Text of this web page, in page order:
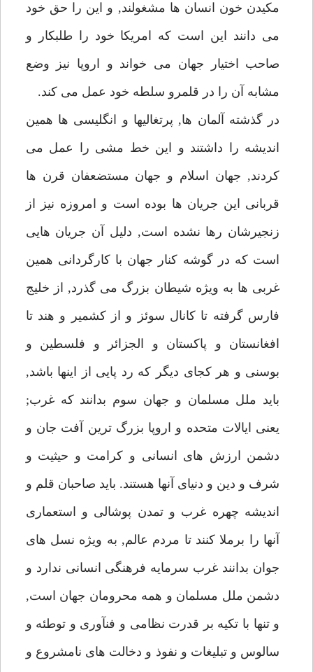
مكيدن خون انسان ها مشغولند, و اين را حق خود
مى دانند اين است كه امريكا خود را طلبكار و
صاحب اختيار جهان مى خواند و اروپا نيز وضع
مشابه آن را در قلمرو سلطه خود عمل مى كند.
در گذشته آلمان ها, پرتغاليها و انگليسى ها همين
انديشه را داشتند و اين خط مشى را عمل مى
كردند, جهان اسلام و جهان مستضعفان قرن ها
قربانى اين جريان ها بوده است و امروزه نيز از
زنجيرشان رها نشده است, دليل آن جريان هايى
است كه در گوشه كنار جهان با كارگردانى همين
غربى ها به ويژه شيطان بزرگ مى گذرد, از خليج
فارس گرفته تا كانال سوئز و از كشمير و هند تا
افغانستان و پاكستان و الجزائر و فلسطين و
بوسنى و هر كجاى ديگر كه رد پايى از اينها باشد,
بايد ملل مسلمان و جهان سوم بدانند كه غرب;
يعنى ايالات متحده و اروپا بزرگ ترين آفت جان و
دشمن ارزش هاى انسانى و كرامت و حيثيت و
شرف و دين و دنياى آنها هستند. بايد صاحبان قلم و
انديشه چهره غرب و تمدن پوشالى و استعمارى
آنها را برملا كنند تا مردم عالم, به ويژه نسل هاى
جوان بدانند غرب سرمايه فرهنگى انسانى ندارد و
دشمن ملل مسلمان و همه محرومان جهان است,
و تنها با تكيه بر قدرت نظامى و فنآورى و توطئه و
سالوس و تبليغات و نفوذ و دخالت هاى نامشروع و